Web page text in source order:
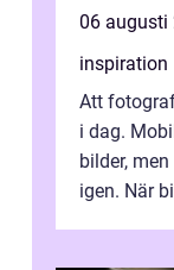
06 augusti
inspiration
Att
i dag.
bilder,
igen. När